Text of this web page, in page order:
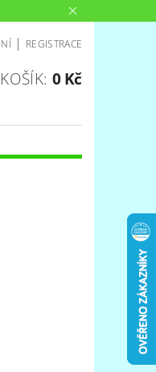
| REGISTRACE
KOŠÍK: 0 Kč